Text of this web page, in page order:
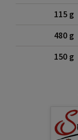
115 g
480 g
150 g